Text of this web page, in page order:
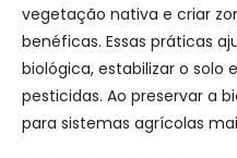
vegetação nativa e criar
benéficas. Essas práticas
biológica, estabilizar o solo
pesticidas. Ao preservar a
para sistemas agrícolas